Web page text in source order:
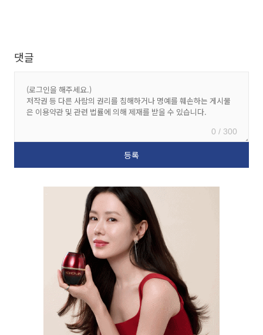
댓글
0 / 300